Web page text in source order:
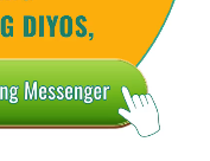
siya ng buhay,
at kung